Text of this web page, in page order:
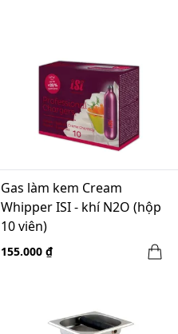
Gas làm kem Cream
Whipper ISI - khí N2O (hộp
10 viên)
155.000 ₫